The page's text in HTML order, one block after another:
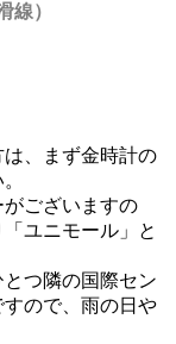
線）
、まず金時計の
ございますの
ユニモール」と
とつ隣の国際セン
ので、雨の日や